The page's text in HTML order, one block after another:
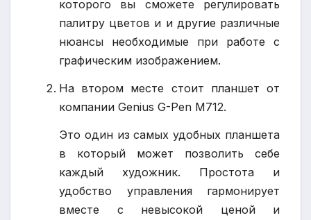
которого вы сможете регулировать
палитру цветов и и другие различные
нюансы необходимые при работе с
графическим изображением.
На втором месте стоит планшет от
компании Genius G-Pen M712.
Это один из самых удобных планшета
в который может позволить себе
каждый художник. Простота и
удобство управления гармонирует
вместе с невысокой ценой и